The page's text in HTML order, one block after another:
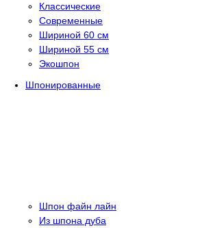
Классические
Современные
Шириной 60 см
Шириной 55 см
Экошпон
Шпонированные
Шпон файн лайн
Из шпона дуба